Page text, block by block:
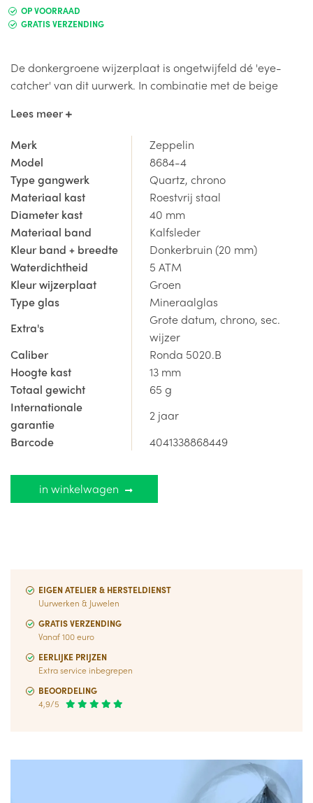
OP VOORRAAD
GRATIS VERZENDING
De donkergroene wijzerplaat is ongetwijfeld dé 'eye-
catcher' van dit uurwerk. In combinatie met de beige
luxe uitstraling.
geheel helemaal af.
Ben je op zoek naar een sportief en stijlvol Zeppelin
horloge met opvallende wijzerplaat? Dan is dit horloge
misschien wel iets voor jou?
Het uurwerk is tevens uitgerust met een chrono-functie én
'big date' datum-aanduiding.
Dit horloge koop je veilig en eenvoudig in de online shop.
Of wil je het horloge komen passen in de winkel? Nog
beter! Kom dan vrijblijvend eens langs in de winkel te
Gistel, vlakbij Oostende!
horlogedokter.be is officieel dealer van Zeppelin
horloges, je ontvangt hierbij een internationale garantie
van 2 jaar.
Alle prijzen zijn inclusief 21% BTW.
Lees meer
Merk
Zeppelin
Model
8684-4
Type gangwerk
Quartz, chrono
Materiaal kast
Roestvrij staal
Diameter kast
40 mm
Materiaal band
Kalfsleder
Kleur band + breedte
Donkerbruin (20 mm)
Waterdichtheid
5 ATM
Kleur wijzerplaat
Groen
Type glas
Mineraalglas
Extra's
Grote datum, chrono, sec.
wijzer
Caliber
Ronda 5020.B
Hoogte kast
13 mm
Totaal gewicht
65 g
Internationale
garantie
2 jaar
Barcode
4041338868449
in winkelwagen
EIGEN ATELIER & HERSTELDIENST
Uurwerken & Juwelen
GRATIS VERZENDING
Vanaf 100 euro
EERLIJKE PRIJZEN
Extra service inbegrepen
BEOORDELING
4,9/5